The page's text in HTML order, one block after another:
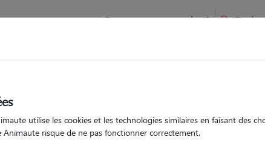
Comment ça marche ?
chez le Pet
chez le Pet
utilise les cookies et les technologies similaires en faisant des
Animaute risque de ne pas fonctionner correctement.